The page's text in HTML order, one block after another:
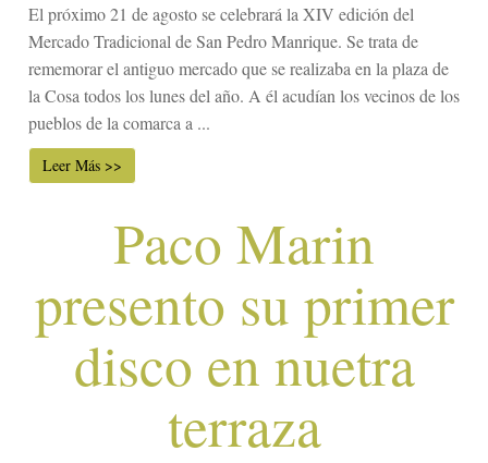
El próximo 21 de agosto se celebrará la XIV edición del
Mercado Tradicional de San Pedro Manrique. Se trata de
rememorar el antiguo mercado que se realizaba en la plaza de
la Cosa todos los lunes del año. A él acudían los vecinos de los
pueblos de la comarca a ...
Leer Más >>
Paco Marin
presento su primer
disco en nuetra
terraza